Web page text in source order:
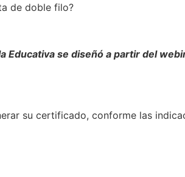
de doble filo?
Educativa se diseñó a partir del
su certificado, conforme las